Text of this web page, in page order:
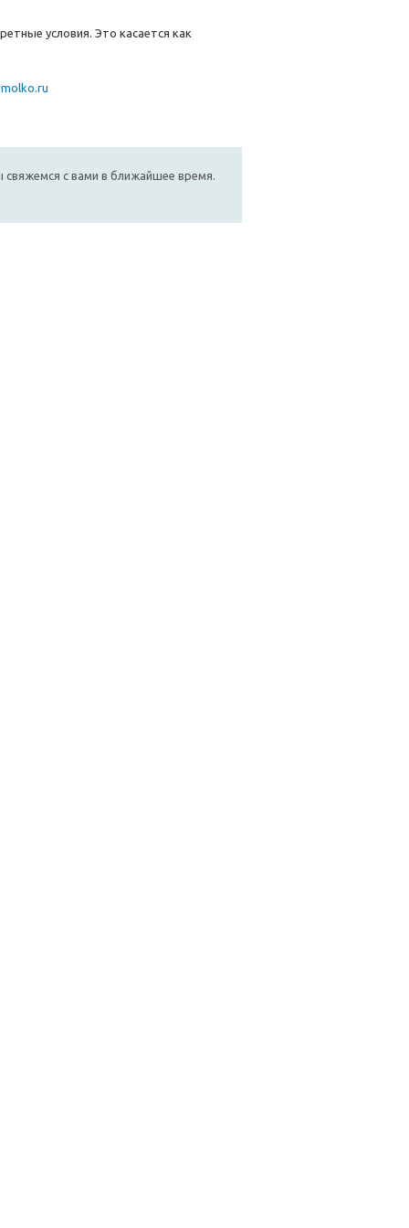
условия. Это касается как
свяжемся с вами в ближайшее время.